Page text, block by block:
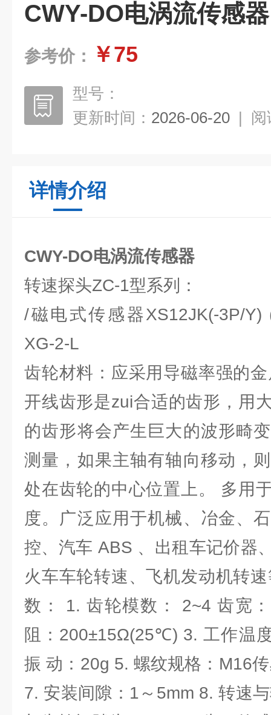
CWY-DO电涡流传感器
参考价： ￥75
型号：
更新时间： 2026-06-20 | 阅
详情介绍
CWY-DO电涡流传感器
转速探头ZC-1型系列：
/磁电式传感器XS12JK(-3P/Y)
XG-2-L
齿轮材料：应采用导磁率强的
开线齿形是zui合适的齿形，用
的齿形将会产生巨大的波形畸
测量，如果主轴有轴向移动，
处在齿轮的中心位置上。 多用
度。广泛应用于机械、冶金、
控、汽车 ABS 、出租车记价器
火车车轮转速、飞机发动机转
数： 1. 齿轮模数： 2~4 齿宽
阻：200±15Ω(25℃) 3. 工作温
振 动：20g 5. 螺纹规格：M16
7. 安装间隙：1～5mm 8. 转速